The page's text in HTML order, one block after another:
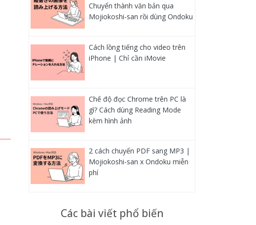
Chuyển thành văn bản qua
Mojiokoshi-san rồi dùng Ondoku
Cách lồng tiếng cho video trên
iPhone | Chỉ cần iMovie
Chế độ đọc Chrome trên PC là
gì? Cách dùng Reading Mode
kèm hình ảnh
2 cách chuyển PDF sang MP3 |
Mojiokoshi-san x Ondoku miễn
phí
Các bài viết phổ biến